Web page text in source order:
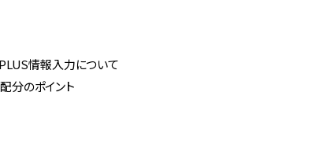
情報入力について
分のポイント